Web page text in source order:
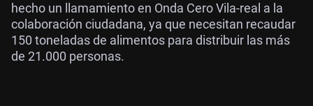
hecho un llamamiento en Onda Cero Vila-real a la
colaboración ciudadana, ya que necesitan recaudar
150 toneladas de alimentos para distribuir las más
de 21.000 personas.